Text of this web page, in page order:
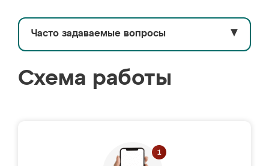
Часто задаваемые вопросы ▼
Схема работы